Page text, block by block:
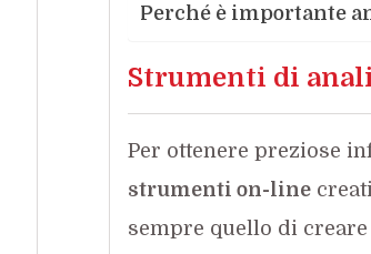
Perché è importante
Strumenti di
Per ottenere preziose
strumenti on-linecreati
sempre quello di